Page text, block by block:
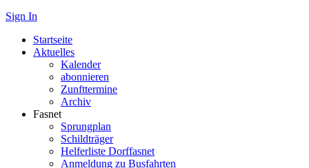
Sign In
Startseite
Aktuelles
Kalender
abonnieren
Zunfttermine
Archiv
Fasnet
Sprungplan
Schildträger
Helferliste Dorffasnet
Anmeldung zu Busfahrten